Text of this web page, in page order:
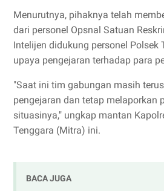
Menurutnya, pihaknya telah
dari personel Opsnal Satuan
Intelijen didukung personel Polsek
upaya pengejaran terhadap para
"Saat ini tim gabungan masih
pengejaran dan tetap melaporkan
situasinya," ungkap mantan
Tenggara (Mitra) ini.
BACA JUGA